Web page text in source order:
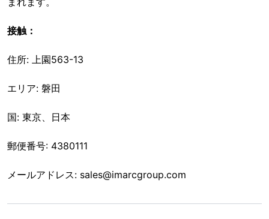
接触：
住所: 上園563-13
エリア: 磐田
国: 東京、日本
郵便番号: 4380111
メールアドレス: sales@imarcgroup.com